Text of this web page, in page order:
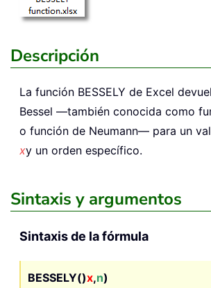
Descripción
La función BESSELY de Excel
Bessel —también conocida como
o función de Neumann— para un
xy un orden específico.
Sintaxis y argumentos
Sintaxis de la fórmula
BESSELY()x,n)